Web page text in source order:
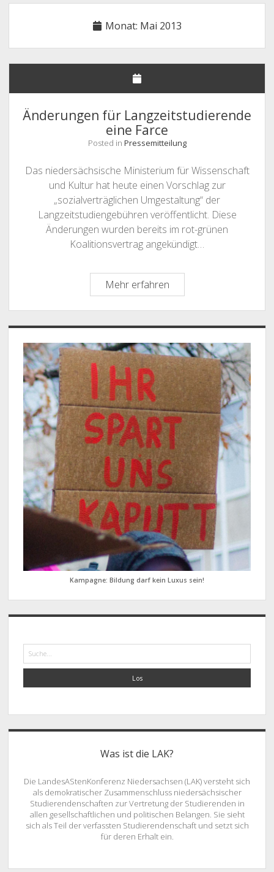
STELLUNGNAHMEN
MITGLIEDER
Offene
Down-
SATZUNG
GESCHÄFTSORDNUNG
LINKS & FAQ
Offene
Down-
Menü
LINKS
FAQ
KONTAKT & IMPRESSUM
Monat: Mai 2013
Änderungen für Langzeitstudierende
eine Farce
Posted in Pressemitteilung
Das niedersächsische Ministerium für Wissenschaft
und Kultur hat heute einen Vorschlag zur
„sozialverträglichen Umgestaltung“ der
Langzeitstudiengebühren veröffentlicht. Diese
Änderungen wurden bereits im rot-grünen
Koalitionsvertrag angekündigt…
Mehr erfahrenÄnderungen
für
Langzeitstudierende
eine
Farce
Sidebar
Kampagne: Bildung darf kein Luxus sein!
Was ist die LAK?
Die LandesAStenKonferenz Niedersachsen (LAK) versteht sich
als demokratischer Zusammenschluss niedersächsischer
Studierendenschaften zur Vertretung der Studierenden in
allen gesellschaftlichen und politischen Belangen. Sie sieht
sich als Teil der verfassten Studierendenschaft und setzt sich
für deren Erhalt ein.